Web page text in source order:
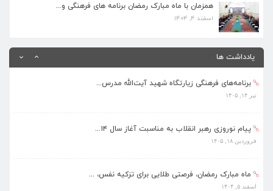
همزمان با ماه مبارک رمضان برنامه های فرهنگی و...
اسفند ۴, ۱۴۰۴
یادداشت ها
اسفند ۴, ۱۴۰۴
برنامه‌های فرهنگی زیارتگاه شهید آیت‌الله مدرس...
تیر ۱۴, ۱۴۰۵
پیام نوروزی رهبر انقلاب به مناسبت آغاز سال ۱۴...
فروردین ۱۸, ۱۴۰۵
ماه مبارک رمضان، فرصتی طلایی برای تزکیه نفس، ...
اسفند ۵, ۱۴۰۴